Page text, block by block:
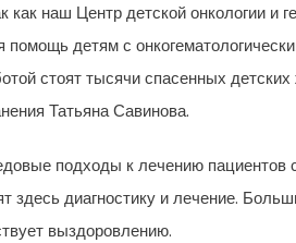
наш Центр детской онкологии и
детям с
стоят тысячи спасенных
Татьяна Савинова.
подходы к лечению
диагностику и лечение.
выздоровлению.